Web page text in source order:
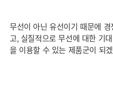
무선이 아닌 유선이기 때문에
고, 실질적으로 무선에 대한 기
을 이용할 수 있는 제품군이 되